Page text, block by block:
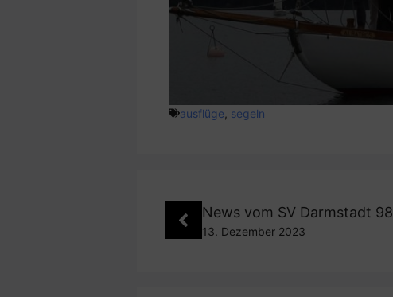
ausflüge segeln
News vom SV Darmstadt 98
13. Dezember 2023